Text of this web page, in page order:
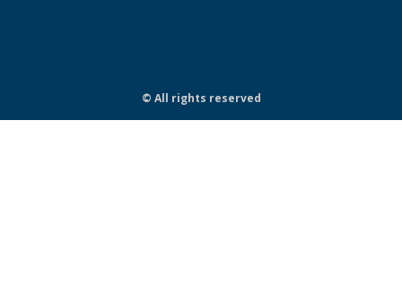
© All rights reserved